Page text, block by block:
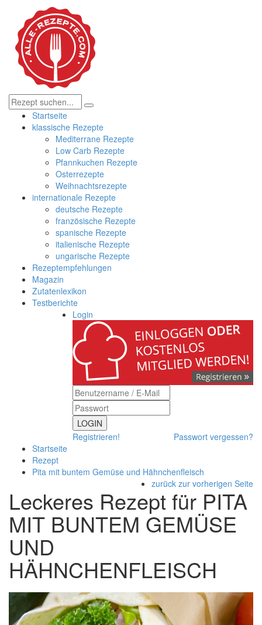
Startseite
klassische Rezepte
Mediterrane Rezepte
Low Carb Rezepte
Pfannkuchen Rezepte
Osterrezepte
Weihnachtsrezepte
internationale Rezepte
deutsche Rezepte
französische Rezepte
spanische Rezepte
italienische Rezepte
ungarische Rezepte
Rezeptempfehlungen
Magazin
Zutatenlexikon
Testberichte
Login
LOGIN
Registrieren!
Passwort vergessen?
Startseite
Rezept
Pita mit buntem Gemüse und Hähnchenfleisch
zurück zur vorherigen Seite
Leckeres Rezept für PITA
MIT BUNTEM GEMÜSE
UND
HÄHNCHENFLEISCH